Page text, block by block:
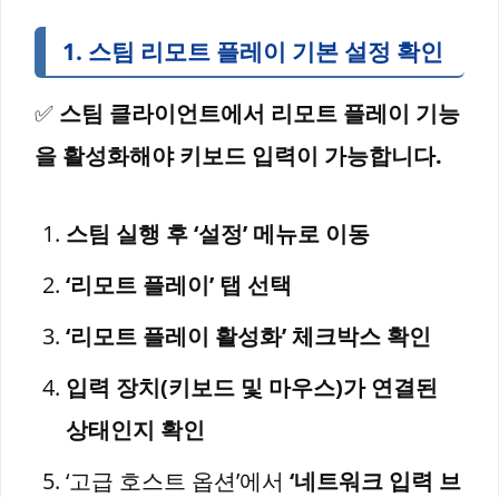
1. 스팀 리모트 플레이 기본 설정 확인
✅ 스팀 클라이언트에서 리모트 플레이 기능
을 활성화해야 키보드 입력이 가능합니다.
스팀 실행 후 ‘설정’ 메뉴로 이동
‘리모트 플레이’ 탭 선택
‘리모트 플레이 활성화’ 체크박스 확인
입력 장치(키보드 및 마우스)가 연결된
상태인지 확인
‘고급 호스트 옵션’에서 ‘네트워크 입력 브